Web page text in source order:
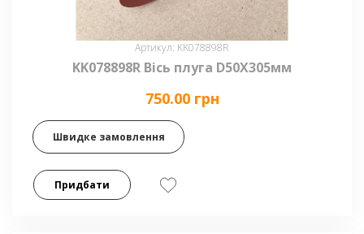
Артикул: KK078898R
KK078898R Вісь плуга D50X305мм
750.00 грн
Швидке замовлення
Придбати